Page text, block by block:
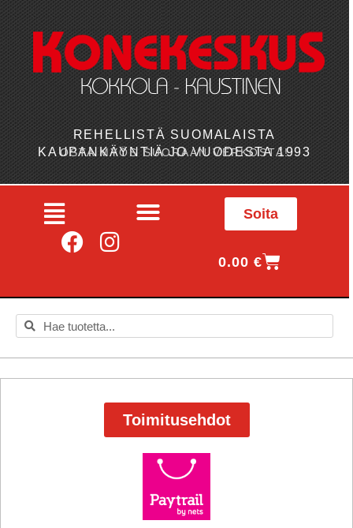
REHELLISTÄ SUOMALAISTA
KAUPANKÄYNTIÄ JO VUODESTA 1993
OSTA MYÖS SUORAAN VERKOSTA!
Soita
0.00€
Toimitusehdot